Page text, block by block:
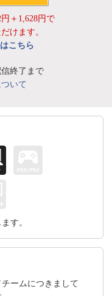
＋1,628円で
けます。
こちら
終了まで
いて
す。
ームにつきまして